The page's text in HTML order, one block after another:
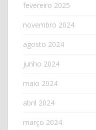
fevereiro 2025
novembro 2024
agosto 2024
junho 2024
maio 2024
abril 2024
março 2024